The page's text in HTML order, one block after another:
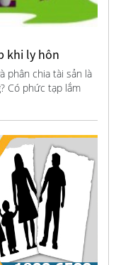
khi ly hôn
phân chia tài sản là
Có phức tạp lắm